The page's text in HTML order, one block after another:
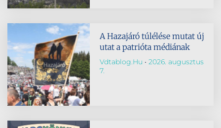
A Hazajáró túlélése mutat új
utat a patrióta médiának
Vdtablog.hu
2026. augusztus
7.